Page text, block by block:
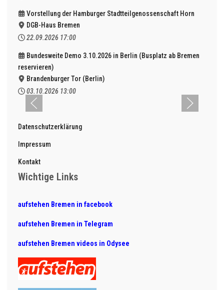
Vorstellung der Hamburger Stadtteilgenossenschaft Horn
DGB-Haus Bremen
22.09.2026 17:00
Bundesweite Demo 3.10.2026 in Berlin (Busplatz ab Bremen
reservieren)
Brandenburger Tor (Berlin)
03.10.2026 13:00
Datenschutzerklärung
Impressum
Kontakt
Wichtige Links
aufstehen Bremen in facebook
aufstehen Bremen in Telegram
aufstehen Bremen videos in Odysee